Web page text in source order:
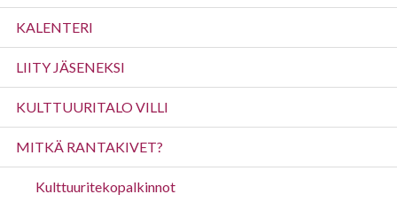
valikko
KALENTERI
LIITY JÄSENEKSI
KULTTUURITALO VILLI
MITKÄ RANTAKIVET?
Kulttuuritekopalkinnot